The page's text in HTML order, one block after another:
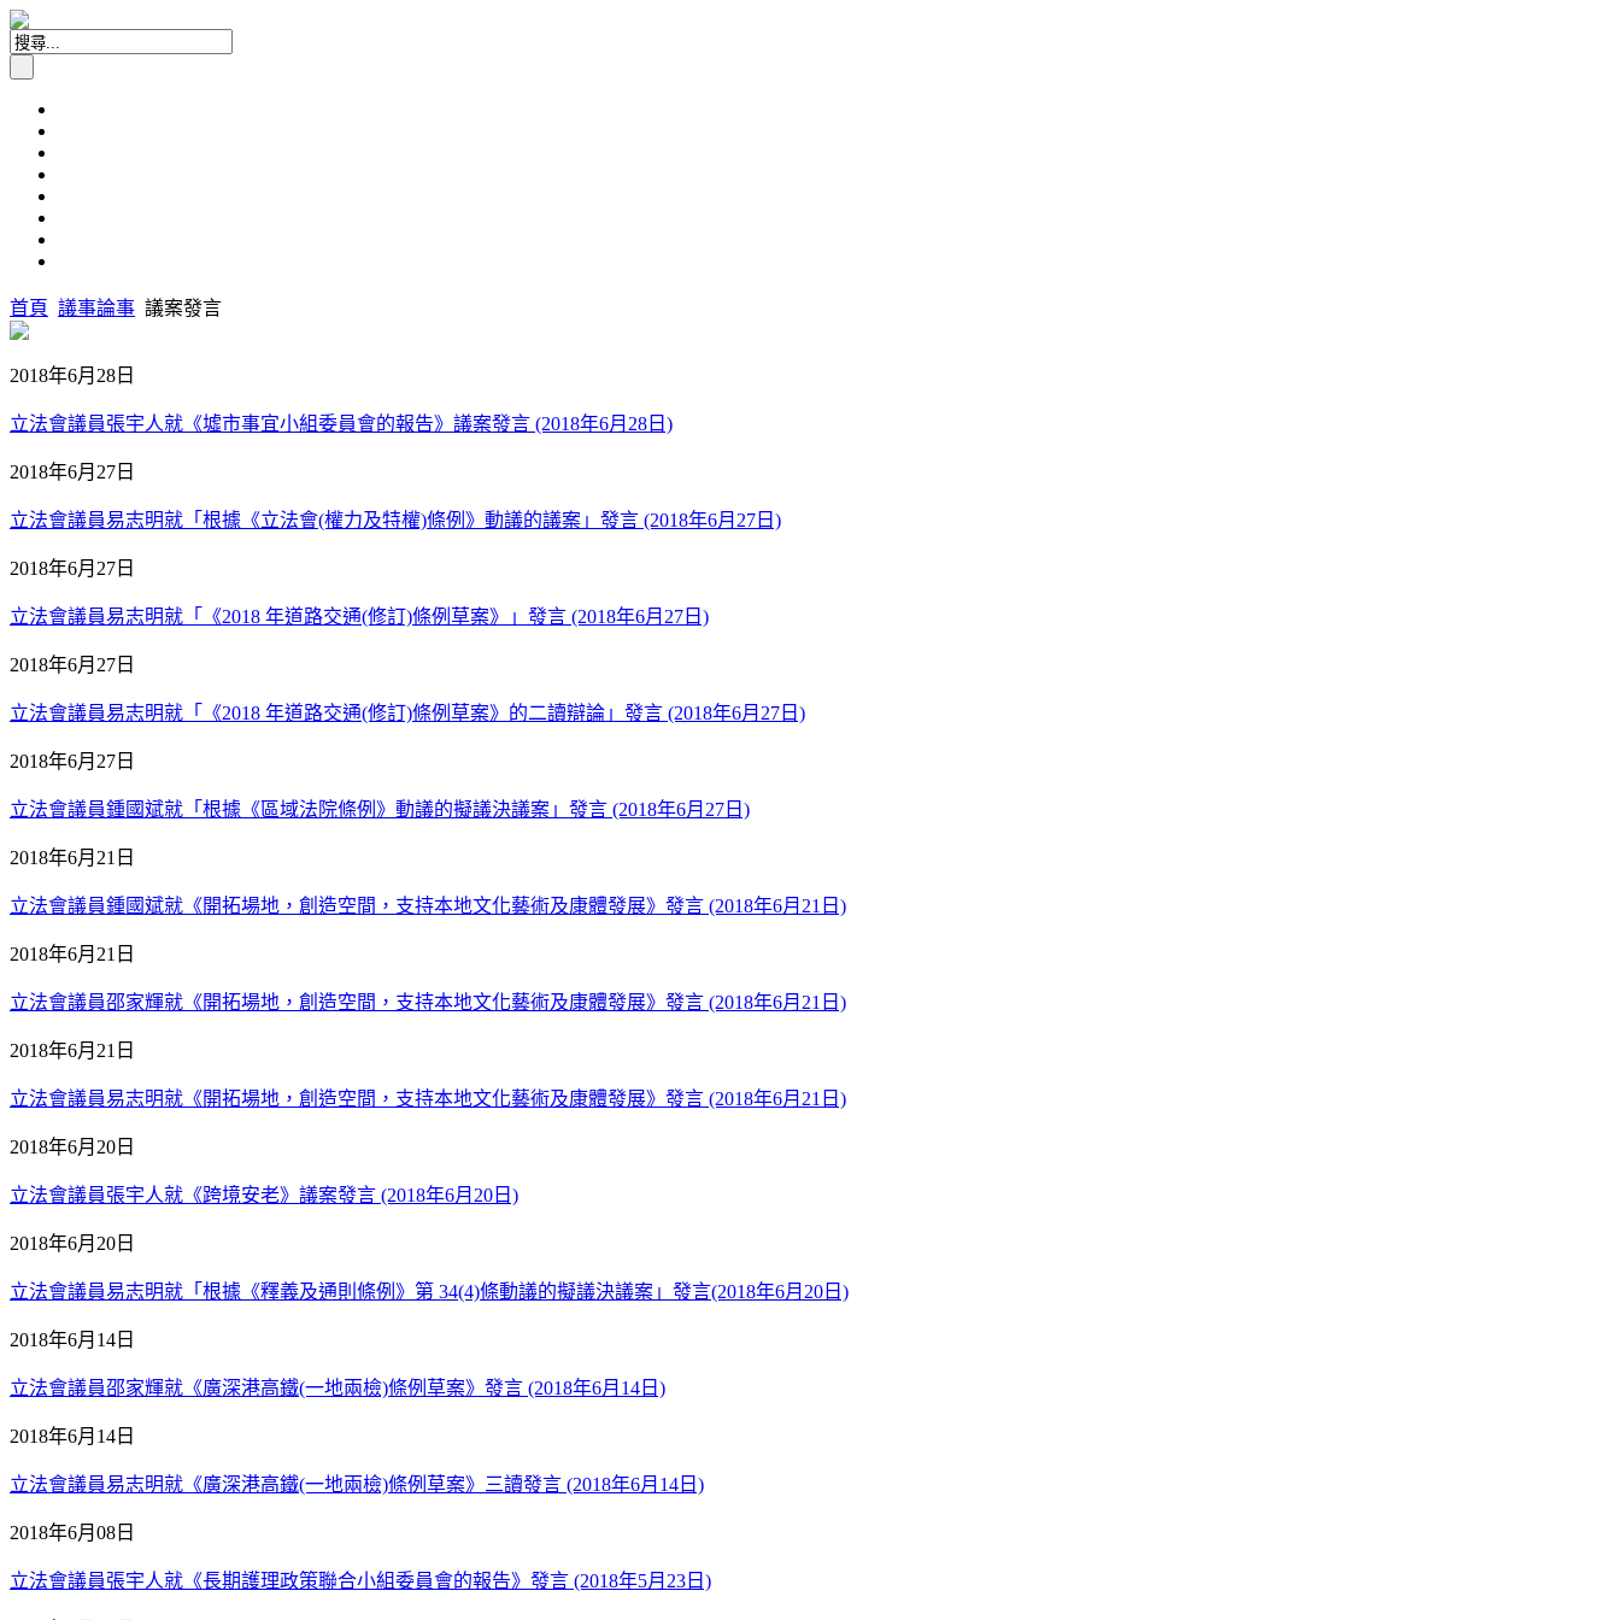
首頁 議事論事 議案發言
2018年6月28日
立法會議員張宇人就《墟市事宜小組委員會的報告》議案發言 (2018年6月28日)
2018年6月27日
立法會議員易志明就「根據《立法會(權力及特權)條例》動議的議案」發言 (2018年6月27日)
2018年6月27日
立法會議員易志明就「《2018 年道路交通(修訂)條例草案》」發言 (2018年6月27日)
2018年6月27日
立法會議員易志明就「《2018 年道路交通(修訂)條例草案》的二讀辯論」發言 (2018年6月27日)
2018年6月27日
立法會議員鍾國斌就「根據《區域法院條例》動議的擬議決議案」發言 (2018年6月27日)
2018年6月21日
立法會議員鍾國斌就《開拓場地，創造空間，支持本地文化藝術及康體發展》發言 (2018年6月21日)
2018年6月21日
立法會議員邵家輝就《開拓場地，創造空間，支持本地文化藝術及康體發展》發言 (2018年6月21日)
2018年6月21日
立法會議員易志明就《開拓場地，創造空間，支持本地文化藝術及康體發展》發言 (2018年6月21日)
2018年6月20日
立法會議員張宇人就《跨境安老》議案發言 (2018年6月20日)
2018年6月20日
立法會議員易志明就「根據《釋義及通則條例》第 34(4)條動議的擬議決議案」發言(2018年6月20日)
2018年6月14日
立法會議員邵家輝就《廣深港高鐵(一地兩檢)條例草案》發言 (2018年6月14日)
2018年6月14日
立法會議員易志明就《廣深港高鐵(一地兩檢)條例草案》三讀發言 (2018年6月14日)
2018年6月08日
立法會議員張宇人就《長期護理政策聯合小組委員會的報告》發言 (2018年5月23日)